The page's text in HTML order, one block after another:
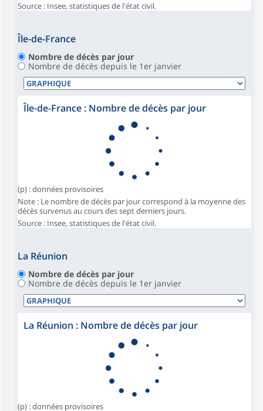
Source : Insee, statistiques de l'état civil.
Île-de-France
Nombre de décès par jour
Nombre de décès depuis le 1er janvier
Île-de-France : Nombre de décès par jour
(p) : données provisoires
Note : Le nombre de décès par jour correspond à la moyenne des
décès survenus au cours des sept derniers jours.
Source : Insee, statistiques de l'état civil.
La Réunion
Nombre de décès par jour
Nombre de décès depuis le 1er janvier
La Réunion : Nombre de décès par jour
(p) : données provisoires